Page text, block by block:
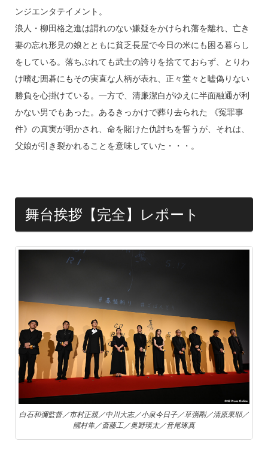
ンジエンタテイメント。
浪人・柳田格之進は謂れのない嫌疑をかけられ藩を離れ、亡き
妻の忘れ形見の娘とともに貧乏長屋で今日の米にも困る暮らし
をしている。落ちぶれても武士の誇りを捨てておらず、とりわ
け嗜む囲碁にもその実直な人柄が表れ、正々堂々と嘘偽りない
勝負を心掛けている。一方で、清廉潔白がゆえに半面融通が利
かない男でもあった。あるきっかけで葬り去られた 《冤罪事
件》の真実が明かされ、命を賭けた仇討ちを誓うが、それは、
父娘が引き裂かれることを意味していた・・・。
舞台挨拶【完全】レポート
白石和彌監督／市村正親／中川大志／小泉今日子／草彅剛／清原果耶／
國村隼／斎藤工／奥野瑛太／音尾琢真